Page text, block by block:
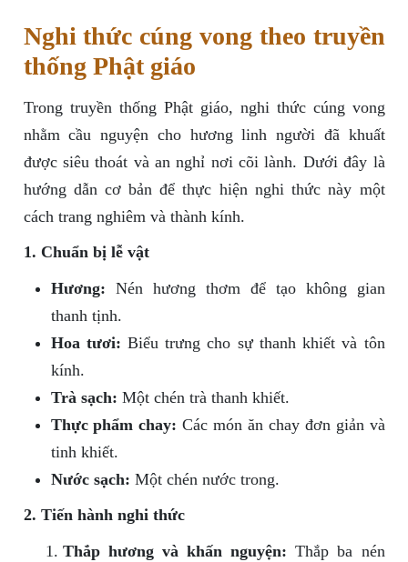
Nghi thức cúng vong theo truyền
thống Phật giáo
Trong truyền thống Phật giáo, nghi thức cúng vong
nhằm cầu nguyện cho hương linh người đã khuất
được siêu thoát và an nghỉ nơi cõi lành. Dưới đây là
hướng dẫn cơ bản để thực hiện nghi thức này một
cách trang nghiêm và thành kính.
1. Chuẩn bị lễ vật
Hương: Nén hương thơm để tạo không gian
thanh tịnh.
Hoa tươi: Biểu trưng cho sự thanh khiết và tôn
kính.
Trà sạch: Một chén trà thanh khiết.
Thực phẩm chay: Các món ăn chay đơn giản và
tinh khiết.
Nước sạch: Một chén nước trong.
2. Tiến hành nghi thức
Thắp hương và khấn nguyện: Thắp ba nén